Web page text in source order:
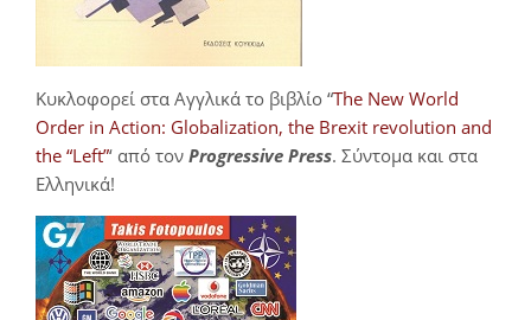
Κυκλοφορεί στα Αγγλικά το βιβλίο “The New World
Order in Action: Globalization, the Brexit revolution and
the “Left”‘ από τον Progressive Press. Σύντομα και στα
Ελληνικά!